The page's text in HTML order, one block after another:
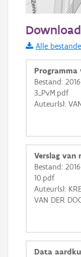
Informatie
i
+
Basis Lagen
OSM-
GRB-
Alle
Programma
Bestand:
3_PvM.pdf
Auteur(s):
Verslag van
Bestand:
10.pdf
Auteur(s):
VAN DER
Data